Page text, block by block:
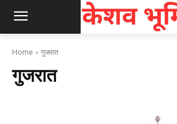
Home गुजरात
गुजरात